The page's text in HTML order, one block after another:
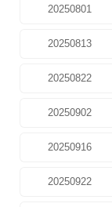
20250801
20250813
20250822
20250902
20250916
20250922